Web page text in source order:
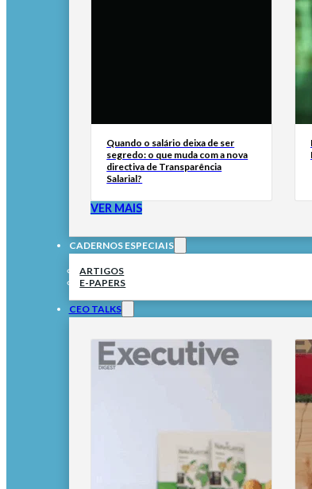
Quando o salário deixa de ser
segredo: o que muda com a nova
directiva de Transparência
Salarial?
VER MAIS
CADERNOS ESPECIAIS
ARTIGOS
E-PAPERS
CEO TALKS